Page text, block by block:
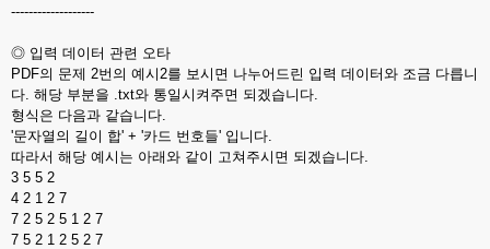
-------------------
◎ 입력 데이터 관련 오타
PDF의 문제 2번의 예시2를 보시면 나누어드린 입력 데이터와 조금 다릅니
다. 해당 부분을 .txt와 통일시켜주면 되겠습니다.
형식은 다음과 같습니다.
'문자열의 길이 합' + '카드 번호들' 입니다.
따라서 해당 예시는 아래와 같이 고쳐주시면 되겠습니다.
3 5 5 2
4 2 1 2 7
7 2 5 2 5 1 2 7
7 5 2 1 2 5 2 7